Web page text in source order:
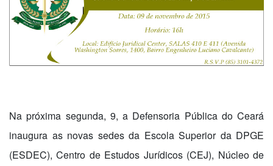
Na próxima segunda, 9, a Defensoria Pública do Ceará
inaugura as novas sedes da Escola Superior da DPGE
(ESDEC), Centro de Estudos Jurídicos (CEJ), Núcleo de